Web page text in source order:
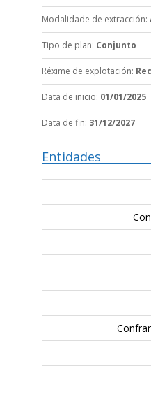
Modalidade de extracción:
Tipo de plan: Conjunto
Réxime de explotación:
Data de inicio: 01/01/2025
Data de fin: 31/12/2027
Entidades